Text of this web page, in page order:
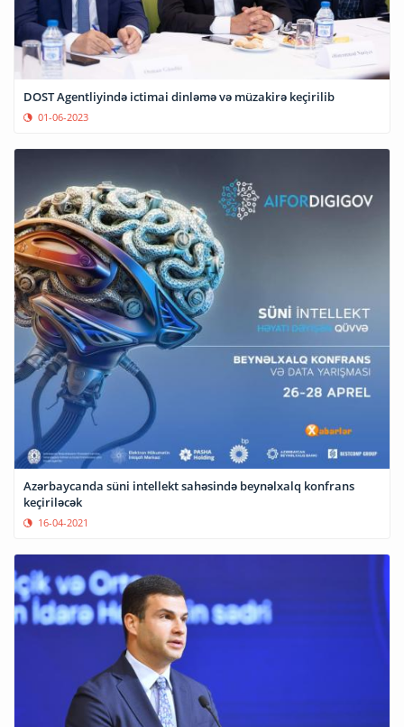
DOST Agentliyində ictimai dinləmə və müzakirə keçirilib
01-06-2023
Azərbaycanda süni intellekt sahəsində beynəlxalq konfrans
keçiriləcək
16-04-2021